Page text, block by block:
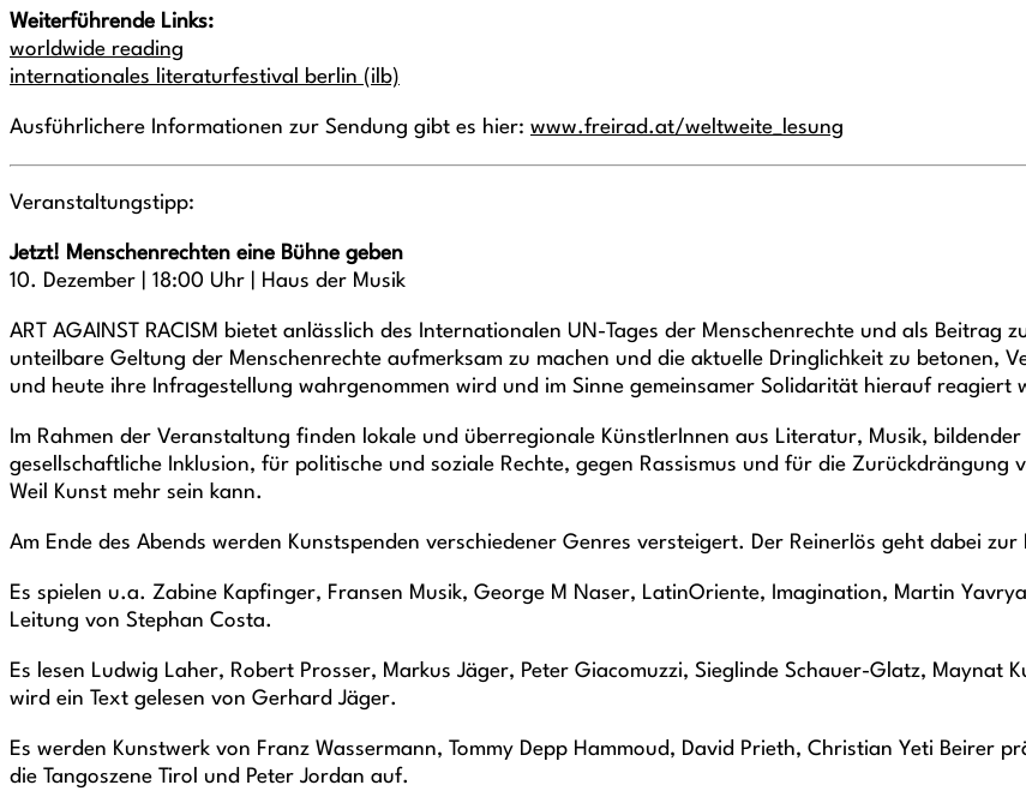
Weiterführende Links:
worldwide reading
internationales literaturfestival berlin (ilb)
Ausführlichere Informationen zur Sendung gibt es hier: www.freirad.at/weltweite_lesung
Veranstaltungstipp:
Jetzt! Menschenrechten eine Bühne geben
10. Dezember | 18:00 Uhr | Haus der Musik
ART AGAINST RACISM bietet anlässlich des Internationalen UN-Tages der Menschenrechte und als Beitrag
unteilbare Geltung der Menschenrechte aufmerksam zu machen und die aktuelle Dringlichkeit zu betonen,
und heute ihre Infragestellung wahrgenommen wird und im Sinne gemeinsamer Solidarität hierauf reagiert
Im Rahmen der Veranstaltung finden lokale und überregionale KünstlerInnen aus Literatur, Musik,
gesellschaftliche Inklusion, für politische und soziale Rechte, gegen Rassismus und für die
Weil Kunst mehr sein kann.
Am Ende des Abends werden Kunstspenden verschiedener Genres versteigert. Der Reinerlös geht dabei
Es spielen u.a. Zabine Kapfinger, Fransen Musik, George M Naser, LatinOriente, Imagination, Martin
Leitung von Stephan Costa.
Es lesen Ludwig Laher, Robert Prosser, Markus Jäger, Peter Giacomuzzi, Sieglinde Schauer-Glatz, Maynat
wird ein Text gelesen von Gerhard Jäger.
Es werden Kunstwerk von Franz Wassermann, Tommy Depp Hammoud, David Prieth, Christian Yeti Beirer
die Tangoszene Tirol und Peter Jordan auf.